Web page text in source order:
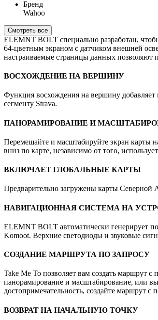
Бренд
Wahoo
Смотреть все
ELEMNT BOLT специально разработан,
64-цветным экраном с датчиком внешней
настраиваемые страницы данных позволяют
ВОСХОЖДЕНИЕ НА ВЕРШИНУ
Функция восхождения на вершину
сегменту Strava.
ПАНОРАМИРОВАНИЕ И
Перемещайте и масштабируйте экран карты
вниз по карте, независимо от того,
ВКЛЮЧАЕТ ГЛОБАЛЬНЫЕ КАРТЫ
Предварительно загружены карты
НАВИГАЦИОННАЯ СИСТЕМА НА
ELEMNT BOLT автоматически генерирует
Komoot. Верхние светодиоды и звуковые
СОЗДАНИЕ МАРШРУТА ПО ЗАПРОСУ
Take Me To позволяет вам создать маршрут
панорамирование и масштабирование, или
достопримечательность, создайте маршрут
ВОЗВРАТ НА НАЧАЛЬНУЮ ТОЧКУ